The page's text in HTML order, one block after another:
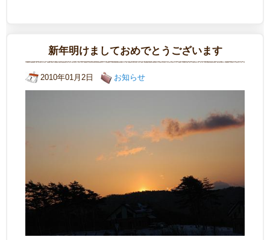
新年明けましておめでとうございます
2010年01月2日 お知らせ